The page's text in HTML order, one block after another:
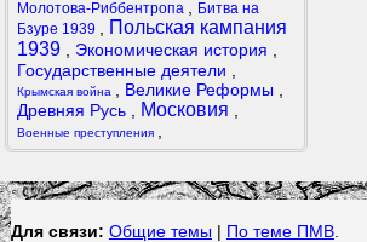
Молотова-Риббентропа
Битва на
Бзуре 1939
Польская кампания
1939
Экономическая история
Государственные деятели
Крымская война Великие Реформы
Древняя Русь
Московия
Военные преступления
Для связи: Общие темы | По теме ПМВ.